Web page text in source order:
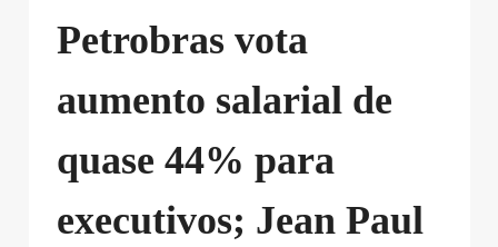
Petrobras vota
aumento salarial de
quase 44% para
executivos; Jean Paul